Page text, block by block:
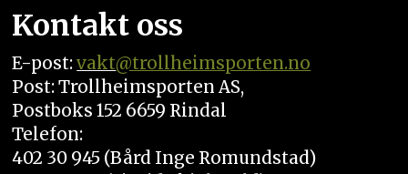
Kontakt oss
E-post:vakt@trollheimsporten.no
Post: Trollheimsporten AS,
Postboks 152 6659 Rindal
Telefon:
402 30 945 (Bård Inge Romundstad)